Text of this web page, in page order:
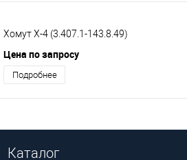
Хомут Х-4 (3.407.1-143.8.49)
Цена по запросу
Подробнее
Каталог